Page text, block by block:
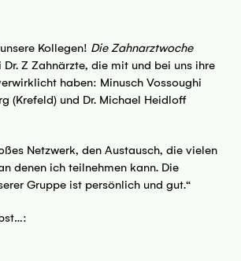
Kollegen! Die Zahnarztwoche
Z Zahnärzte, die mit und bei uns ihre
haben: Minusch Vossoughi
(Krefeld) und Dr. Michael Heidloff
Netzwerk, den Austausch, die vielen
denen ich teilnehmen kann. Die
Gruppe ist persönlich und gut.“